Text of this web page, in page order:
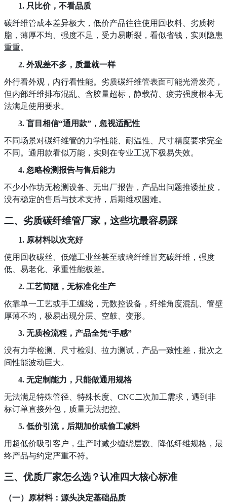
1. 只比价，不看品质
碳纤维管成本差异极大，低价产品往往使用回收料、劣质树
脂，薄厚不均、强度不足，受力易断裂，看似省钱，实则隐患
重重。
2. 外观差不多，质量就一样
外行看外观，内行看性能。劣质碳纤维管表面可能光滑发亮，
但内部纤维排布混乱、含胶量超标，静载荷、疲劳强度根本无
法满足使用要求。
3. 盲目相信“通用款”，忽视适配性
不同场景对碳纤维管的力学性能、耐温性、尺寸精度要求完全
不同。通用款看似万能，实则在专业工况下极易失效。
4. 忽略检测报告与售后能力
不少小作坊无检测设备、无出厂报告，产品出问题推诿扯皮，
没有稳定的售后与技术支持，后期维权困难。
二、劣质碳纤维管厂家，这些坑最容易踩
1. 原材料以次充好
使用回收碳丝、低端工业丝甚至玻璃纤维冒充碳纤维，强度
低、易老化、承重性能极差。
2. 工艺简陋，无标准化生产
依靠单一工艺或手工缠绕，无数控设备，纤维角度混乱、管壁
厚薄不均，极易出现分层、空鼓、变形。
3. 无质检流程，产品全凭“手感”
没有力学检测、尺寸检测、拉力测试，产品一致性差，批次之
间性能波动巨大。
4. 无定制能力，只能做通用规格
无法满足特殊管径、特殊长度、 CNC二次加工需求，遇到非
标订单直接外包，质量无法把控。
5. 低价引流，后期加价或偷工减料
用超低价吸引客户，生产时减少缠绕层数、降低纤维规格，最
终产品与约定严重不符。
三、优质厂家怎么选？认准四大核心标准
（一） 原材料：源头决定基础品质